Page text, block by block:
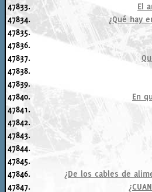
47833.
El
47834.
¿Qué hay
47835.
47836.
47837.
47838.
47839.
47840.
En
47841.
47842.
47843.
47844.
47845.
47846.
¿De los cables de
47847.